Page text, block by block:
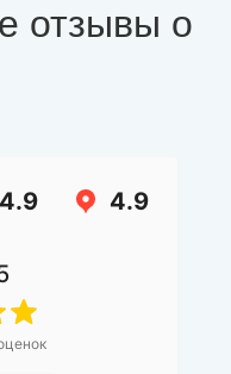
отзывы о
4.9 4.9